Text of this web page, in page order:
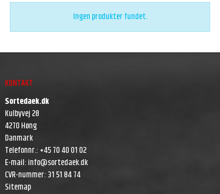
Ingen produkter fundet.
KONTAKT
Sortedaek.dk
Kulbyvej 28
4270 Høng
Danmark
Telefonnr.:+45 70 40 01 02
E-mail:info@sortedaek.dk
CVR-nummer:31 51 84 74
Sitemap